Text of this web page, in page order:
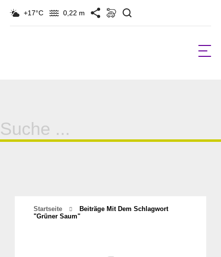
+17°C 0,22 m
Suche
für:
Startseite
Beiträge Mit Dem Schlagwort
"Grüner Saum"